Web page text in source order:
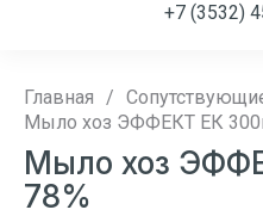
+7 (3532)
Главная /
Мыло хоз ЭФФЕКТ ЕК
Мыло хоз
78%